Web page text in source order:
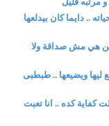
.. دايما كان بيدلعها
هي مش صداقة ولا
ويضيعها .. طبطبى
كفاية كده .. انا تعبت